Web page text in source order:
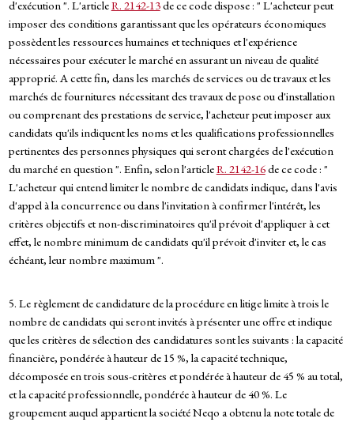
d'exécution ". L'articleR. 2142-13de ce code dispose : " L'acheteur peut
imposer des conditions garantissant que les opérateurs économiques
possèdent les ressources humaines et techniques et l'expérience
nécessaires pour exécuter le marché en assurant un niveau de qualité
approprié. A cette fin, dans les marchés de services ou de travaux et les
marchés de fournitures nécessitant des travaux de pose ou d'installation
ou comprenant des prestations de service, l'acheteur peut imposer aux
candidats qu'ils indiquent les noms et les qualifications professionnelles
pertinentes des personnes physiques qui seront chargées de l'exécution
du marché en question ". Enfin, selon l'articleR. 2142-16de ce code : "
L'acheteur qui entend limiter le nombre de candidats indique, dans l'avis
d'appel à la concurrence ou dans l'invitation à confirmer l'intérêt, les
critères objectifs et non-discriminatoires qu'il prévoit d'appliquer à cet
effet, le nombre minimum de candidats qu'il prévoit d'inviter et, le cas
échéant, leur nombre maximum ".
5. Le règlement de candidature de la procédure en litige limite à trois le
nombre de candidats qui seront invités à présenter une offre et indique
que les critères de sélection des candidatures sont les suivants : la capacité
financière, pondérée à hauteur de 15 %, la capacité technique,
décomposée en trois sous-critères et pondérée à hauteur de 45 % au total,
et la capacité professionnelle, pondérée à hauteur de 40 %. Le
groupement auquel appartient la société Neqo a obtenu la note totale de